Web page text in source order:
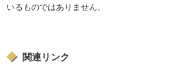
いるものではありません。
関連リンク